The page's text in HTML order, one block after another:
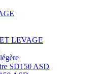
LEVAGE
SD150 ASD